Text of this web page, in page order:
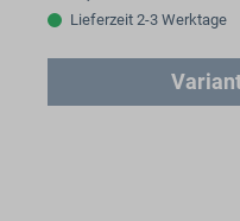
Lieferzeit 2-3 Werktage